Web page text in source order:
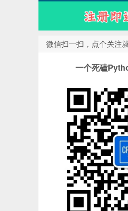
微信扫一扫，点个关注
一个死磕